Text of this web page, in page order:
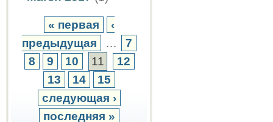
« первая
‹
предыдущая
…
7
8
9 10 11
12
13
14
15
следующая ›
последняя »